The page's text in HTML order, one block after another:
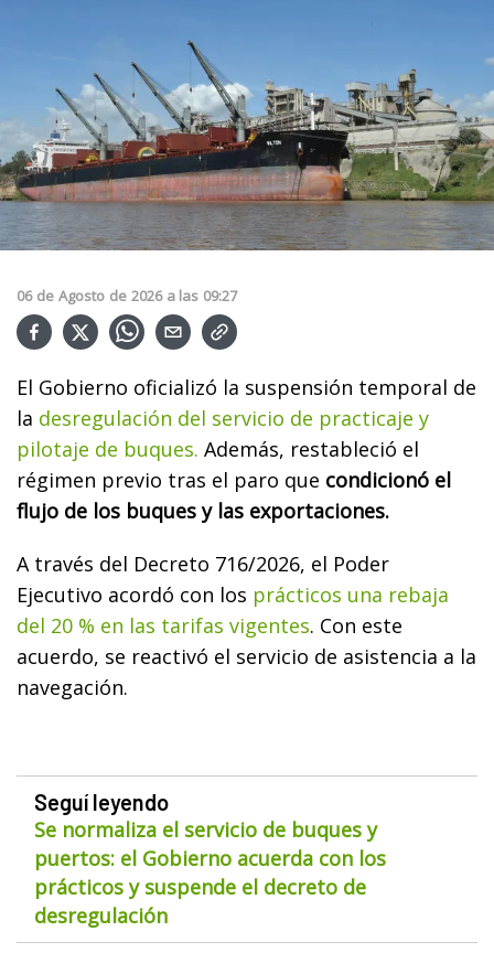
06 de Agosto de 2026 a las 09:27
El Gobierno oficializó la suspensión temporal de
la desregulación del servicio de practicaje y
pilotaje de buques. Además, restableció el
régimen previo tras el paro que condicionó el
flujo de los buques y las exportaciones.
A través del Decreto 716/2026, el Poder
Ejecutivo acordó con los prácticos una rebaja
del 20 % en las tarifas vigentes. Con este
acuerdo, se reactivó el servicio de asistencia a la
navegación.
Seguí leyendo
Se normaliza el servicio de buques y
puertos: el Gobierno acuerda con los
prácticos y suspende el decreto de
desregulación